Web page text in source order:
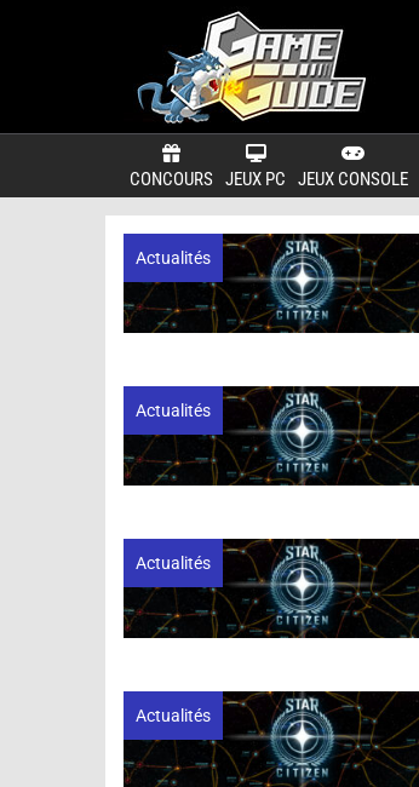
CONCOURS JEUX PC JEUX CONSOLE
Actualités
Actualités
Actualités
Actualités